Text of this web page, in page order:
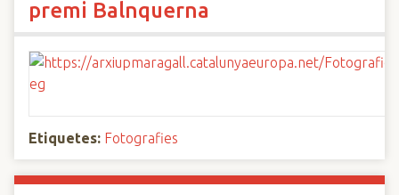
premi Balnquerna
Etiquetes: Fotografies